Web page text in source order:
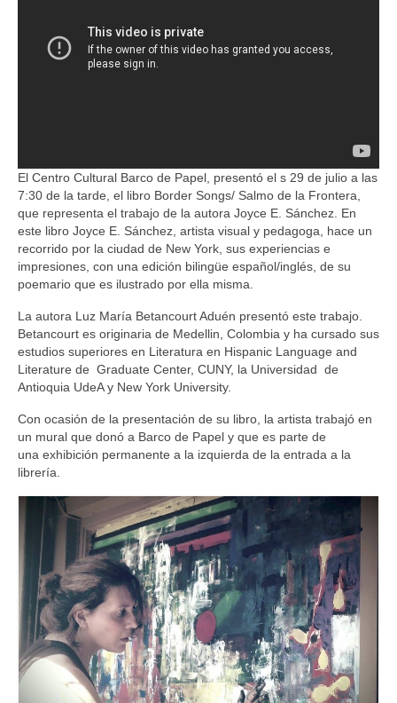
El Centro Cultural Barco de Papel, presentó el s 29 de julio a las
7:30 de la tarde, el libro Border Songs/ Salmo de la Frontera,
que representa el trabajo de la autora Joyce E. Sánchez. En
este libro Joyce E. Sánchez, artista visual y pedagoga, hace un
recorrido por la ciudad de New York, sus experiencias e
impresiones, con una edición bilingüe español/inglés, de su
poemario que es ilustrado por ella misma.
La autora Luz María Betancourt Aduén presentó este trabajo.
Betancourt es originaria de Medellin, Colombia y ha cursado sus
estudios superiores en Literatura en Hispanic Language and
Literature de Graduate Center, CUNY, la Universidad de
Antioquia UdeA y New York University.
Con ocasión de la presentación de su libro, la artista trabajó en
un mural que donó a Barco de Papel y que es parte de
una exhibición permanente a la izquierda de la entrada a la
librería.